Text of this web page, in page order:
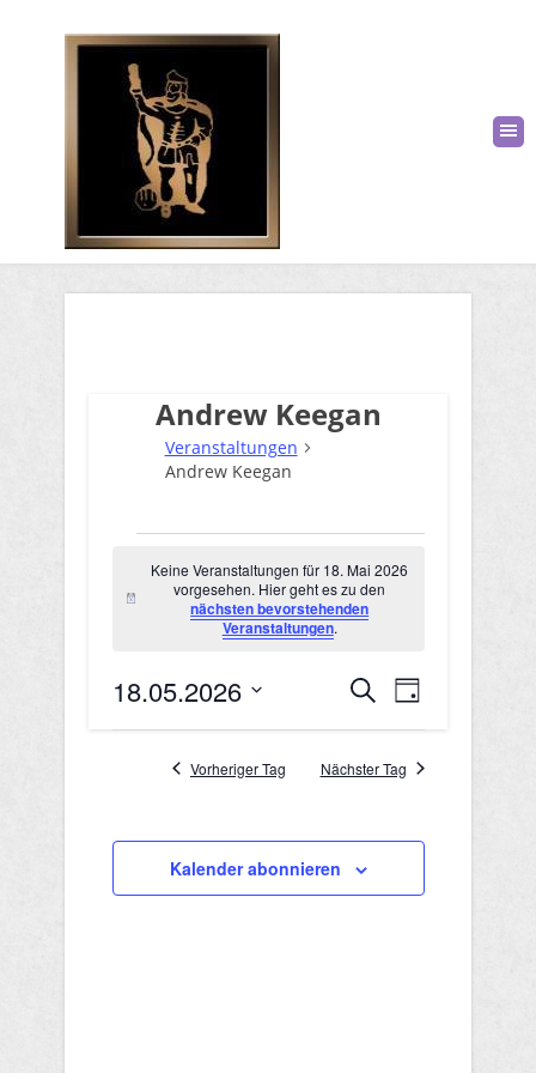
Andrew Keegan
Veranstaltungen
Andrew Keegan
Veranstaltungen
für
Mai
2026
Hinweis
Keine Veranstaltungen für 18. Mai 2026
vorgesehen. Hier geht es zu den
nächsten bevorstehenden
Veranstaltungen.
V
e
r
a
n
SucheV
e
r
n
s
Tag
18.05.2026
Vorheriger Tag Nächster Tag
Kalender abonnieren